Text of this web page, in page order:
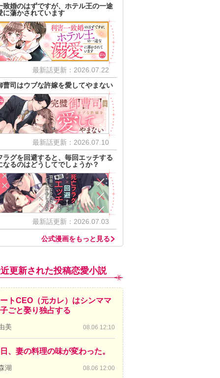
致婚のはずですが、ホテル王の一途
に蕩かされています
最新話更新：2026.07.22
曹司はウブな許嫁を愛してやまない
最新話更新：2026.07.10
ラグを回避すると、毎回エッチする
なるのはどうしてでしょうか？
最新話更新：2026.07.03
公式漫画をもっと見る
更新された投稿恋愛小説
トCEO（元カレ）はシンママ
ごと娶り独占する
美 08.06 12:10
、妻の料理の味が変わった。
湖 08.06 12:00